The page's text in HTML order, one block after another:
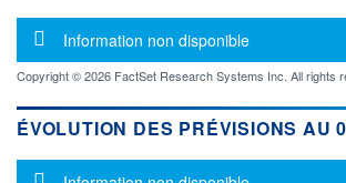
Message d'information
Information non disponible
Copyright © 2026 FactSet Research Systems Inc. All rights
ÉVOLUTION DES PRÉVISIONS AU